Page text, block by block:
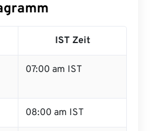
IST Zeit
07:00 am IST
08:00 am IST